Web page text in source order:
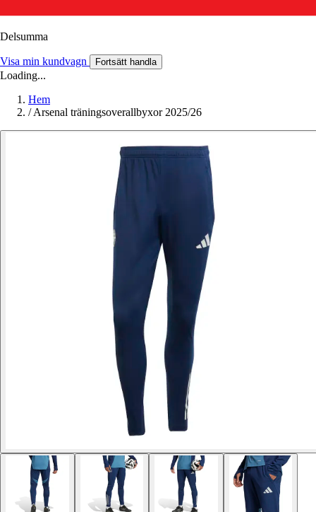
Delsumma
Visa min kundvagn Fortsätt handla
Loading...
Hem
/ Arsenal träningsoverallbyxor 2025/26